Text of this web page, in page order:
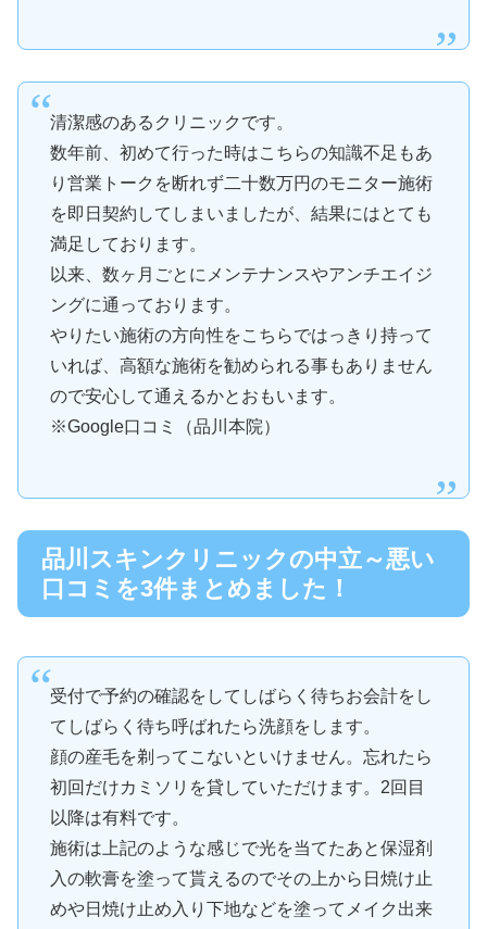
清潔感のあるクリニックです。
数年前、初めて行った時はこちらの知識不足もあ
り営業トークを断れず二十数万円のモニター施術
を即日契約してしまいましたが、結果にはとても
満足しております。
以来、数ヶ月ごとにメンテナンスやアンチエイジ
ングに通っております。
やりたい施術の方向性をこちらではっきり持って
いれば、高額な施術を勧められる事もありません
ので安心して通えるかとおもいます。
※Google口コミ（品川本院）
品川スキンクリニックの中立～悪い
口コミを3件まとめました！
受付で予約の確認をしてしばらく待ちお会計をし
てしばらく待ち呼ばれたら洗顔をします。
顔の産毛を剃ってこないといけません。忘れたら
初回だけカミソリを貸していただけます。2回目
以降は有料です。
施術は上記のような感じで光を当てたあと保湿剤
入の軟膏を塗って貰えるのでその上から日焼け止
めや日焼け止め入り下地などを塗ってメイク出来